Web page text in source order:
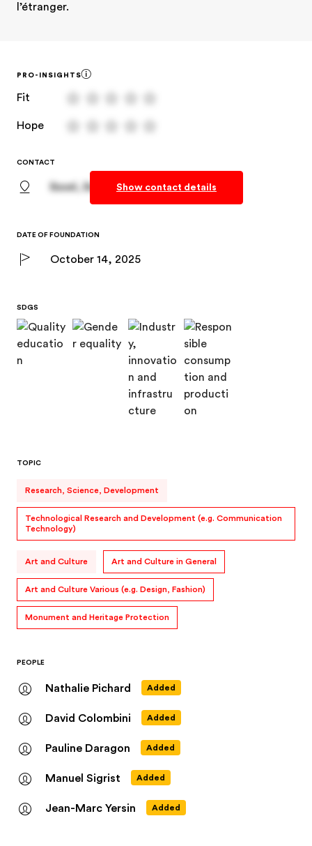
l’étranger.
PRO-INSIGHTS
Fit
Hope
CONTACT
Basel, Basel-StadtShow contact details
DATE OF FOUNDATION
October 14, 2025
SDGS
TOPIC
Research, Science, Development
Technological Research and Development (e.g. Communication
Technology)
Art and Culture Art and Culture in General
Art and Culture Various (e.g. Design, Fashion)
Monument and Heritage Protection
PEOPLE
Nathalie Pichard Added
David Colombini Added
Pauline Daragon Added
Manuel Sigrist Added
Jean-Marc Yersin Added